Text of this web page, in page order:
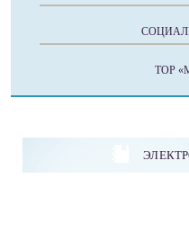
ТОР